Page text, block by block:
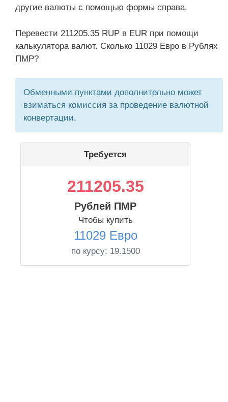
другие валюты с помощью формы справа.
Перевести 211205.35 RUP в EUR при помощи
калькулятора валют. Сколько 11029 Евро в Рублях
ПМР?
Обменными пунктами дополнительно может
взиматься комиссия за проведение валютной
конвертации.
Требуется
211205.35
Рублей ПМР
Чтобы купить
11029 Евро
по курсу: 19.1500